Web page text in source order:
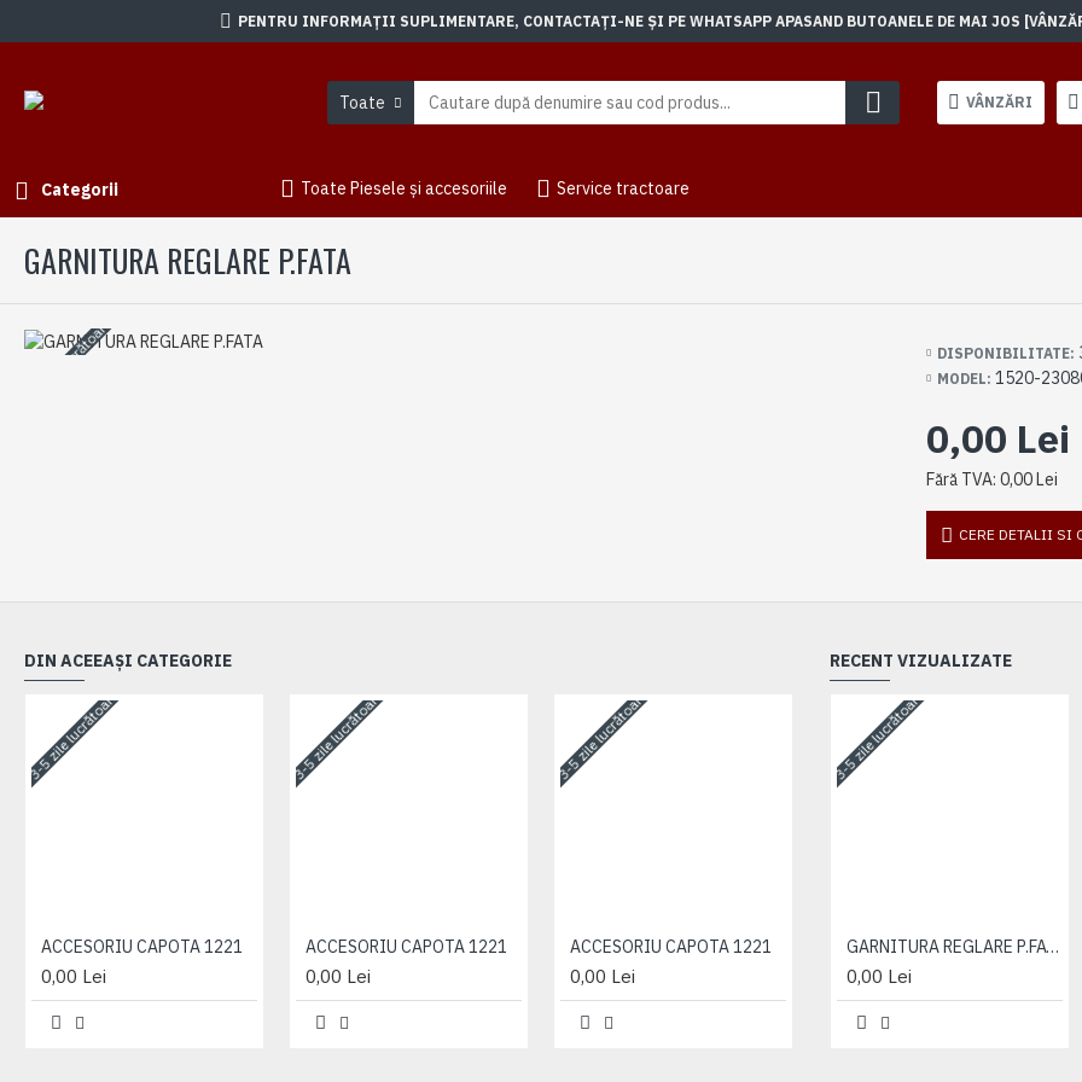
PENTRU INFORMAȚII SUPLIMENTARE, CONTACTAȚI-NE ȘI PE WHATSAPP APASAND BUTOANELE DE MAI JOS
Toate VÂNZĂRI
Categorii Toate Piesele și accesoriile Service tractoare
GARNITURA REGLARE P.FATA
3-5 zile lucrătoare DISPONIBILITATE:
MODEL: 1520-
0,00 Lei
Fără TVA: 0,00 Lei
CERE DETALII SI
DIN ACEEAȘI CATEGORIE
3-5 zile lucrătoare
ACCESORIU CAPOTA 1221
0,00 Lei
3-5 zile lucrătoare
ACCESORIU CAPOTA 1221
0,00 Lei
3-5 zile lucrătoare
ACCESORIU CAPOTA 1221
0,00 Lei
3-5 zile lucrătoare
ACCESORIU CAPOTA 1221
0,00 Lei
RECENT VIZUALIZATE
3-5 zile lucrătoare
GARNITURA REGLARE P.FATA
0,00 Lei